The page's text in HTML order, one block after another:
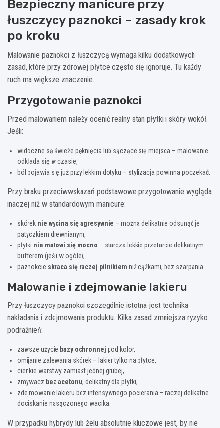
Bezpieczny manicure przy
łuszczycy paznokci – zasady krok
po kroku
Malowanie paznokci z łuszczycą wymaga kilku dodatkowych
zasad, które przy zdrowej płytce często się ignoruje. Tu każdy
ruch ma większe znaczenie.
Przygotowanie paznokci
Przed malowaniem należy ocenić realny stan płytki i skóry wokół.
Jeśli:
widoczne są świeże pęknięcia lub sączące się miejsca – malowanie
odkłada się w czasie,
ból pojawia się już przy lekkim dotyku – stylizacja powinna poczekać.
Przy braku przeciwwskazań podstawowe przygotowanie wygląda
inaczej niż w standardowym manicure:
skórek nie wycina się agresywnie – można delikatnie odsunąć je
patyczkiem drewnianym,
płytki nie matowi się mocno – starcza lekkie przetarcie delikatnym
bufferem (jeśli w ogóle),
paznokcie skraca się raczej pilnikiem niż cążkami, bez szarpania.
Malowanie i zdejmowanie lakieru
Przy łuszczycy paznokci szczególnie istotna jest technika
nakładania i zdejmowania produktu. Kilka zasad zmniejsza ryzyko
podrażnień:
zawsze użycie bazy ochronnej pod kolor,
omijanie zalewania skórek – lakier tylko na płytce,
cienkie warstwy zamiast jednej grubej,
zmywacz bez acetonu, delikatny dla płytki,
zdejmowanie lakieru bez intensywnego pocierania – raczej delikatne
dociskanie nasączonego wacika.
W przypadku hybrydy lub żelu absolutnie kluczowe jest, by nie